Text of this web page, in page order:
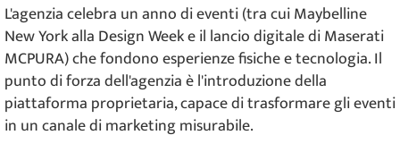
L'agenzia celebra un anno di eventi (tra cui Maybelline
New York alla Design Week e il lancio digitale di Maserati
MCPURA) che fondono esperienze fisiche e tecnologia. Il
punto di forza dell'agenzia è l'introduzione della
piattaforma proprietaria, capace di trasformare gli eventi
in un canale di marketing misurabile.